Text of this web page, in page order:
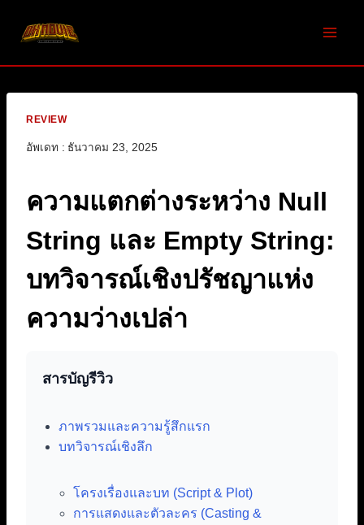
REVIEW
อัพเดท : ธันวาคม 23, 2025
ความแตกต่างระหว่าง Null
String และ Empty String:
บทวิจารณ์เชิงปรัชญาแห่ง
ความว่างเปล่า
สารบัญรีวิว
ภาพรวมและความรู้สึกแรก
บทวิจารณ์เชิงลึก
โครงเรื่องและบท (Script & Plot)
การแสดงและตัวละคร (Casting &